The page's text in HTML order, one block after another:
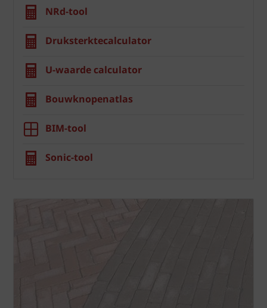
NRd-tool
Druksterktecalculator
U-waarde calculator
Bouwknopenatlas
BIM-tool
Sonic-tool